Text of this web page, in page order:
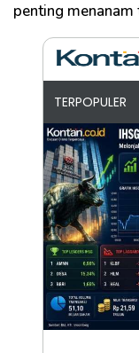
penting menanam
TERPOPULER